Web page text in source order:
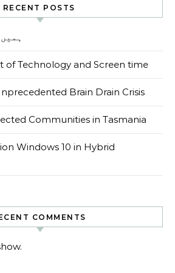
RECENT POSTS
of Technology and Screen time
Brain Drain Crisis
Communities in Tasmania
Windows 10 in Hybrid
COMMENTS